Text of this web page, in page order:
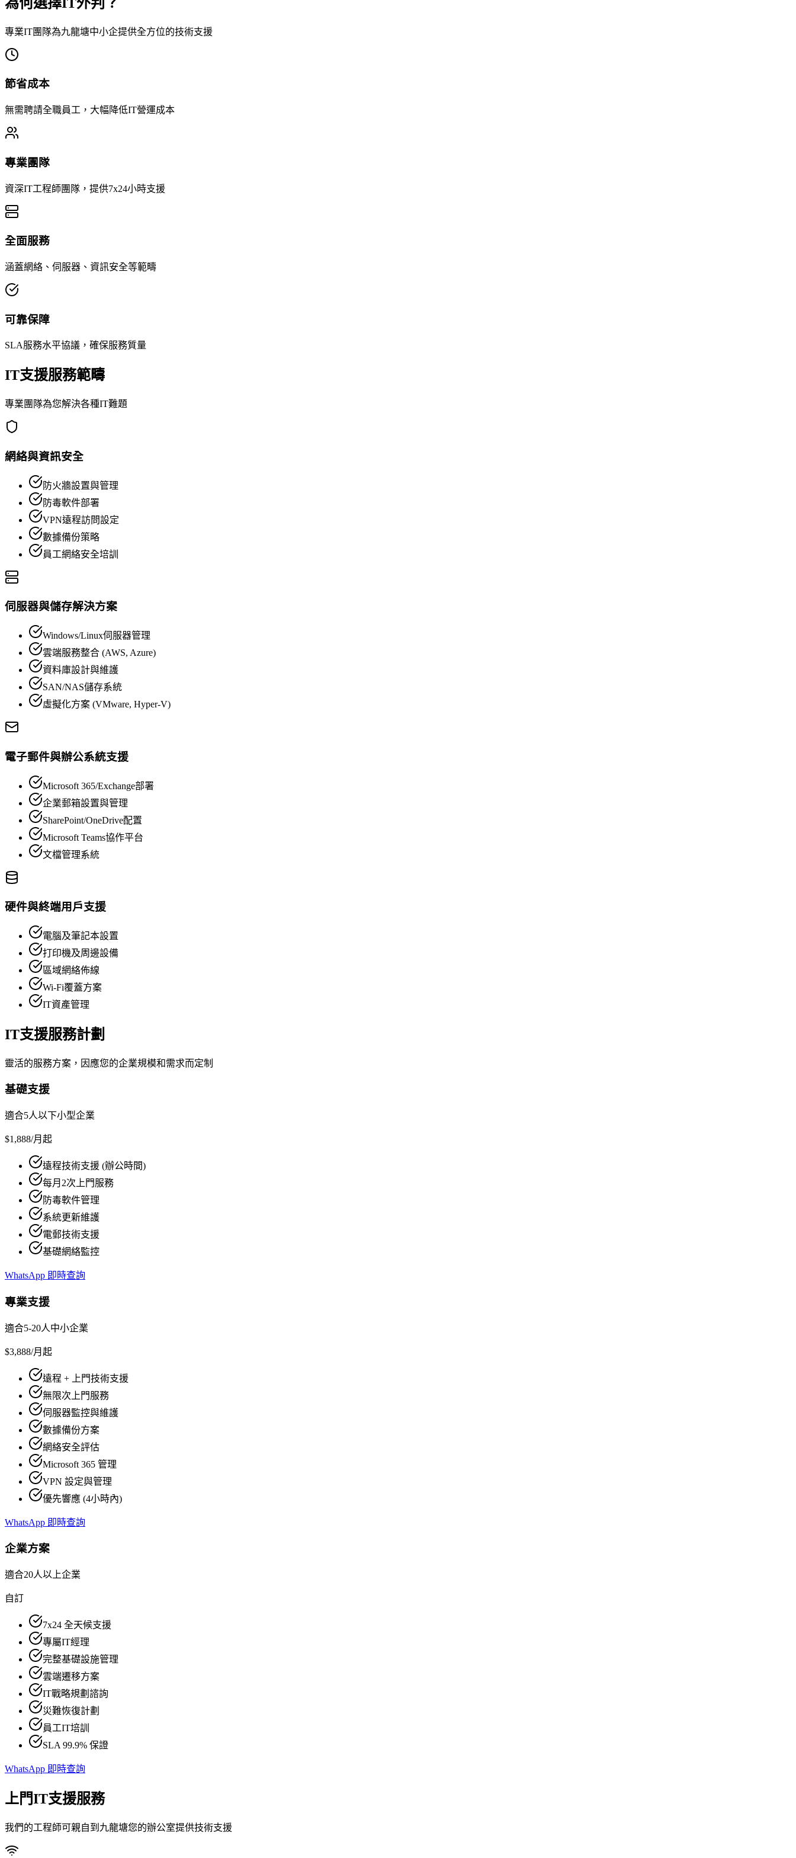
專業IT團隊為九龍塘中小企提供全方位的技術支援
節省成本
無需聘請全職員工，大幅降低IT營運成本
專業團隊
資深IT工程師團隊，提供7x24小時支援
全面服務
涵蓋網絡、伺服器、資訊安全等範疇
可靠保障
SLA服務水平協議，確保服務質量
IT支援服務範疇
專業團隊為您解決各種IT難題
網絡與資訊安全
防火牆設置與管理
防毒軟件部署
VPN遠程訪問設定
數據備份策略
員工網絡安全培訓
伺服器與儲存解決方案
Windows/Linux伺服器管理
雲端服務整合 (AWS, Azure)
資料庫設計與維護
SAN/NAS儲存系統
虛擬化方案 (VMware, Hyper-V)
電子郵件與辦公系統支援
Microsoft 365/Exchange部署
企業郵箱設置與管理
SharePoint/OneDrive配置
Microsoft Teams協作平台
文檔管理系統
硬件與終端用戶支援
電腦及筆記本設置
打印機及周邊設備
區域網絡佈線
Wi-Fi覆蓋方案
IT資產管理
IT支援服務計劃
靈活的服務方案，因應您的企業規模和需求而定制
基礎支援
適合5人以下小型企業
$1,888/月起
遠程技術支援 (辦公時間)
每月2次上門服務
防毒軟件管理
系統更新維護
電郵技術支援
基礎網絡監控
WhatsApp 即時查詢
專業支援
適合5-20人中小企業
$3,888/月起
遠程 + 上門技術支援
無限次上門服務
伺服器監控與維護
數據備份方案
網絡安全評估
Microsoft 365 管理
VPN 設定與管理
優先響應 (4小時內)
WhatsApp 即時查詢
企業方案
適合20人以上企業
自訂
7x24 全天候支援
專屬IT經理
完整基礎設施管理
雲端遷移方案
IT戰略規劃諮詢
災難恢復計劃
員工IT培訓
SLA 99.9% 保證
WhatsApp 即時查詢
上門IT支援服務
我們的工程師可親自到九龍塘您的辦公室提供技術支援